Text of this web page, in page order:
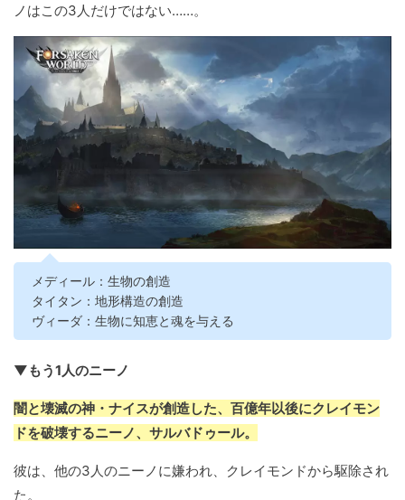
ノはこの3人だけではない……。
メディール：生物の創造
タイタン：地形構造の創造
ヴィーダ：生物に知恵と魂を与える
▼もう1人のニーノ
闇と壊滅の神・ナイスが創造した、百億年以後にクレイモン
ドを破壊するニーノ、サルバドゥール。
彼は、他の3人のニーノに嫌われ、クレイモンドから駆除され
た。